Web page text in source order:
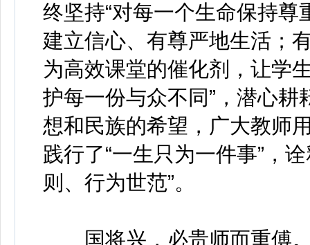
终坚持“对每一个生命保持尊
建立信心、有尊严地生活；
为高效课堂的催化剂，让学
护每一份与众不同”，潜心
想和民族的希望，广大教师
践行了“一生只为一件事”，
则、行为世范”。
国将兴，必贵师而重傅。